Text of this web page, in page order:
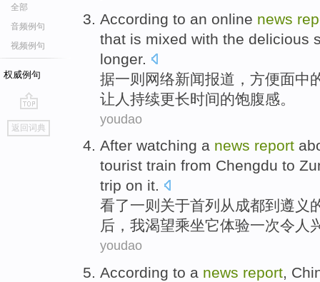
全部
音频例句
视频例句
权威例句
go
top
返回词典
According to an online news
that is mixed with the delicious
longer.
据一则网络新闻报道，方便面中
让人持续更长时间的饱腹感。
youdao
After watching a news report
tourist train from Chengdu to
trip on it.
看了一则关于首列从成都到遵义
后，我渴望乘坐它体验一次令人
youdao
According to a news report,